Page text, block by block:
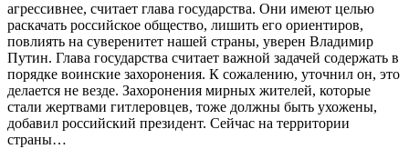
агрессивнее, считает глава государства. Они имеют целью
раскачать российское общество, лишить его ориентиров,
повлиять на суверенитет нашей страны, уверен Владимир
Путин. Глава государства считает важной задачей содержать в
порядке воинские захоронения. К сожалению, уточнил он, это
делается не везде. Захоронения мирных жителей, которые
стали жертвами гитлеровцев, тоже должны быть ухожены,
добавил российский президент. Сейчас на территории
страны…